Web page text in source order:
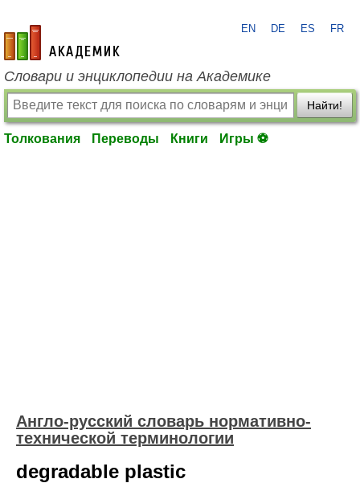
academic.ru
EN DE ES FR
Словари и энциклопедии на Академике
Найти!
Толкования Переводы Книги Игры ⚽
Англо-русский словарь нормативно-
технической терминологии
degradable plastic